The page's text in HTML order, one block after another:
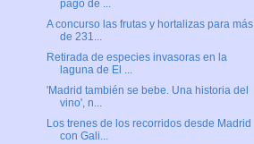
pago de ...
A concurso las frutas y hortalizas para más
de 231...
Retirada de especies invasoras en la
laguna de El ...
'Madrid también se bebe. Una historia del
vino', n...
Los trenes de los recorridos desde Madrid
con Gali...